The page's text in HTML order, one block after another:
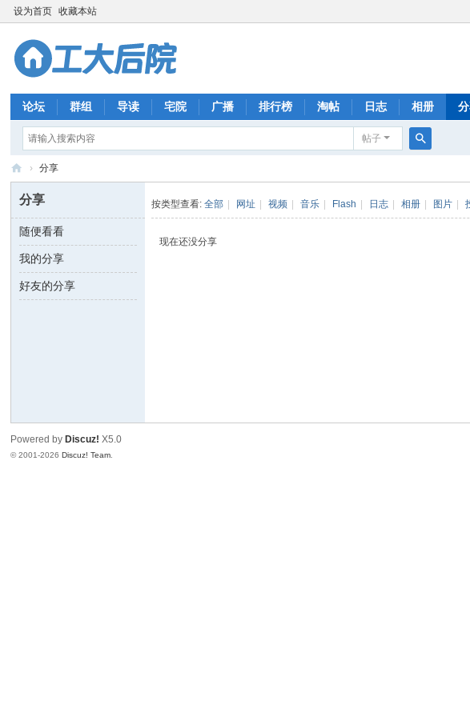
设为首页 收藏本站
论坛 群组 导读 宅院 广播 排行榜 淘帖 日志 相册
帖子
索
工
后
院
› 分享
分享
随便看看
我的分享
好友的分享
按类型查看:全部 网址 视频 音乐 Flash 日志 相册 图片
现在还没分享
Powered by Discuz! X5.0
© 2001-2026Discuz! Team